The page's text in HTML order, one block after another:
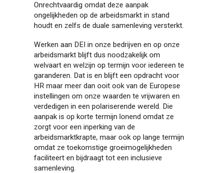
Onrechtvaardig omdat deze aanpak
ongelijkheden op de arbeidsmarkt in stand
houdt en zelfs de duale samenleving versterkt.
Werken aan DEI in onze bedrijven en op onze
arbeidsmarkt blijft dus noodzakelijk om
welvaart en welzijn op termijn voor iedereen te
garanderen. Dat is en blijft een opdracht voor
HR maar meer dan ooit ook van de Europese
instellingen om onze waarden te vrijwaren en
verdedigen in een polariserende wereld. Die
aanpak is op korte termijn lonend omdat ze
zorgt voor een inperking van de
arbeidsmarktkrapte, maar ook op lange termijn
omdat ze toekomstige groeimogelijkheden
faciliteert en bijdraagt tot een inclusieve
samenleving.